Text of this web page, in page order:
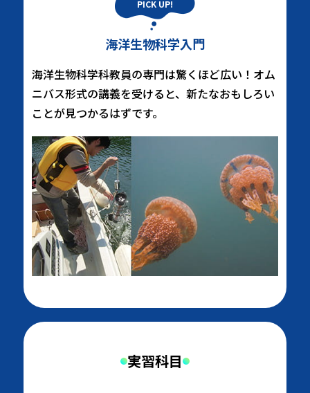
海洋生物科学入門
海洋生物科学科教員の専門は驚くほど広い！オム
ニバス形式の講義を受けると、新たなおもしろい
ことが見つかるはずです。
実習科目